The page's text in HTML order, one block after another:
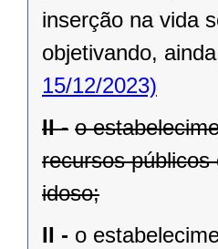
inserção na vida
objetivando,
15/12/2023)
II - o
recursos
idoso;
II - o